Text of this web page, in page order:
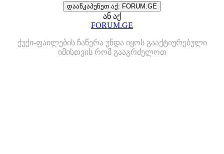
დააწკაპუნეთ აქ: FORUM.GE
ან აქ
FORUM.GE
ქუქი-ფაილების ჩაწერა უნდა იყოს გააქტიურებული
იმისთვის რომ გააგრძელოთ